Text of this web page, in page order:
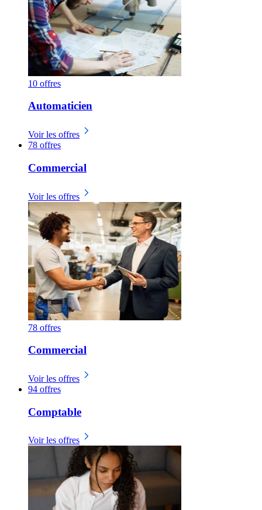
10 offres
Automaticien
Voir les offres
78 offres
Commercial
Voir les offres
78 offres
Commercial
Voir les offres
94 offres
Comptable
Voir les offres